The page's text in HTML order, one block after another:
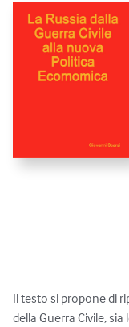
Il testo si propone di
della Guerra Civile,